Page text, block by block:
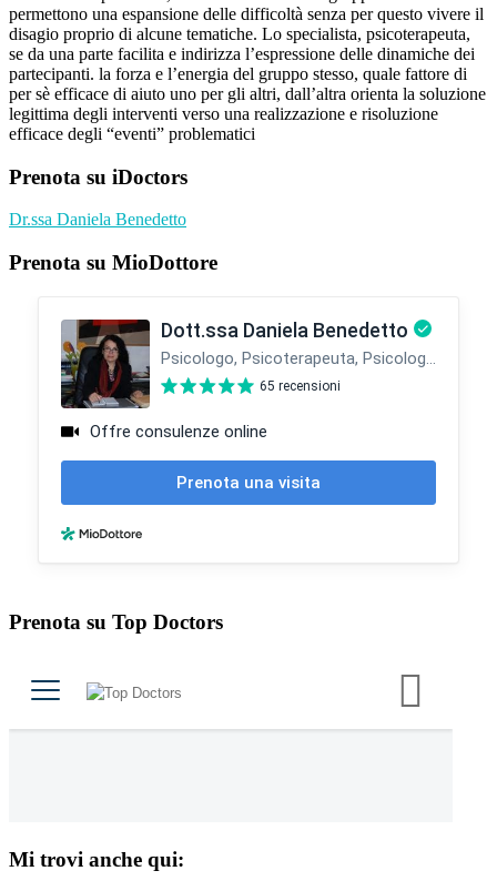
permettono una espansione delle difficoltà senza per questo vivere il
disagio proprio di alcune tematiche. Lo specialista, psicoterapeuta,
se da una parte facilita e indirizza l’espressione delle dinamiche dei
partecipanti. la forza e l’energia del gruppo stesso, quale fattore di
per sè efficace di aiuto uno per gli altri, dall’altra orienta la soluzione
legittima degli interventi verso una realizzazione e risoluzione
efficace degli “eventi” problematici
Barra
laterale
Prenota su iDoctors
Dr.ssa Daniela Benedetto
Prenota su MioDottore
Prenota su Top Doctors
Mi trovi anche qui: